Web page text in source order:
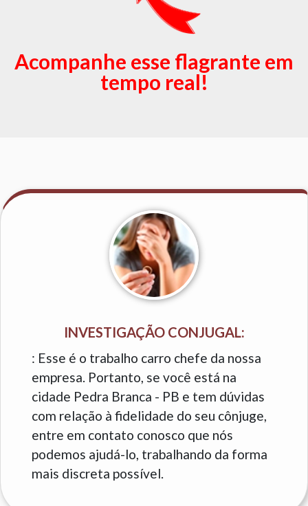
Acompanhe esse flagrante em
tempo real!
INVESTIGAÇÃO CONJUGAL:
: Esse é o trabalho carro chefe da nossa
empresa. Portanto, se você está na
cidade Pedra Branca - PB e tem dúvidas
com relação à fidelidade do seu cônjuge,
entre em contato conosco que nós
podemos ajudá-lo, trabalhando da forma
mais discreta possível.